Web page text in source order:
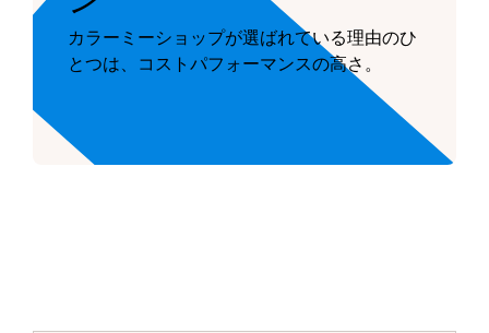
カラーミーショップが選ばれている理由のひ
とつは、 コストパフォーマンスの高さ。